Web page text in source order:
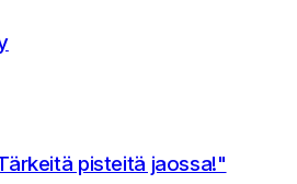
pisteitä jaossa!"